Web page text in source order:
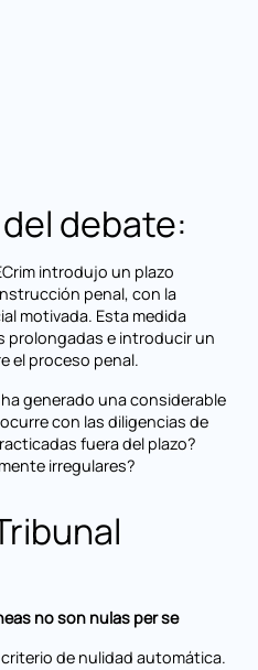
debate:
introdujo un plazo
penal, con la
motivada. Esta medida
prolongadas e introducir un
el proceso penal.
generado una considerable
con las diligencias de
fuera del plazo?
irregulares?
no son nulas per se
de nulidad automática.